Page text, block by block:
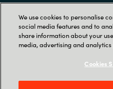
Impressum und AGB's
We use cookies to personalise
social media features and to
share information about your
media, advertising and
Cookies